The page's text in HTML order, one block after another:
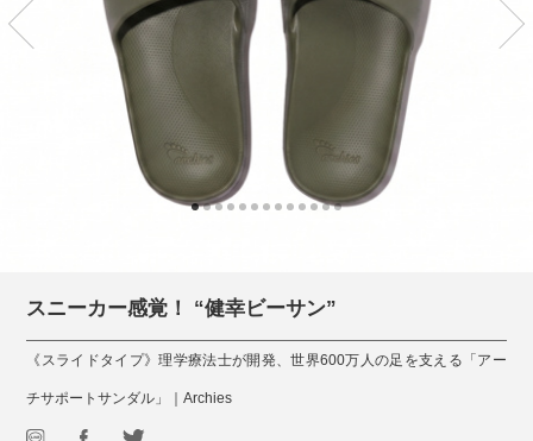
スニーカー感覚！ “健幸ビーサン”
《スライドタイプ》理学療法士が開発、世界600万人の足を支える「アー
チサポートサンダル」｜Archies